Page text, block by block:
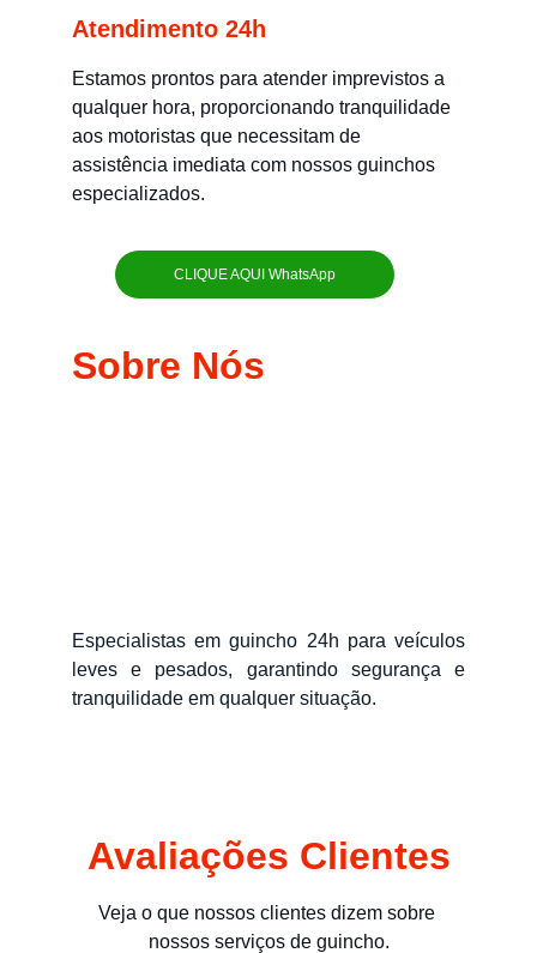
Atendimento 24h
Estamos prontos para atender imprevistos a
qualquer hora, proporcionando tranquilidade
aos motoristas que necessitam de
assistência imediata com nossos guinchos
especializados.
CLIQUE AQUI WhatsApp
Sobre Nós
Especialistas em guincho 24h para veículos
leves e pesados, garantindo segurança e
tranquilidade em qualquer situação.
Avaliações Clientes
Veja o que nossos clientes dizem sobre
nossos serviços de guincho.